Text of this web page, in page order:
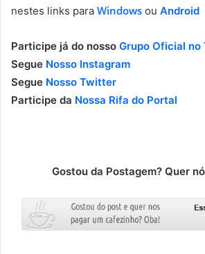
nestes links para Windows ou Android
Participe já do nosso Grupo Oficial no
Segue Nosso Instagram
Segue Nosso Twitter
Participe da Nossa Rifa do Portal
Gostou da Postagem? Quer